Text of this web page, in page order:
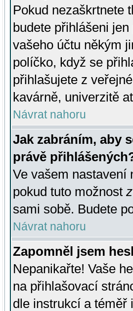
Pokud nezaškrtnete
budete přihlášeni
vašeho účtu někým
políčko, když se
přihlašujete z
kavárně, univerzitě
Návrat nahoru
Jak zabráním, aby
právě
Ve vašem
pokud tuto možnost
sami sobě. Budete
Návrat nahoru
Zapomněl jsem
Nepanikařte! Vaše
na přihlašovací
dle instrukcí a téměř